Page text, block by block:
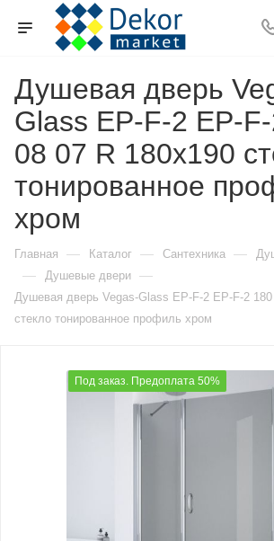
Душевая дверь
Glass EP-F-2 EP-
08 07 R 180х190
тонированное
хром
Главная — Каталог — Сантехника —
— Душевые двери —
Душевая дверь Vegas-Glass EP-F-2 EP-F-2
стекло тонированное профиль хром
Под заказ. Предоплата 50%